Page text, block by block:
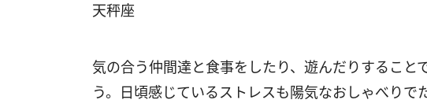
天秤座
気の合う仲間達と食事をしたり、遊んだりすること
う。日頃感じているストレスも陽気なおしゃべりで